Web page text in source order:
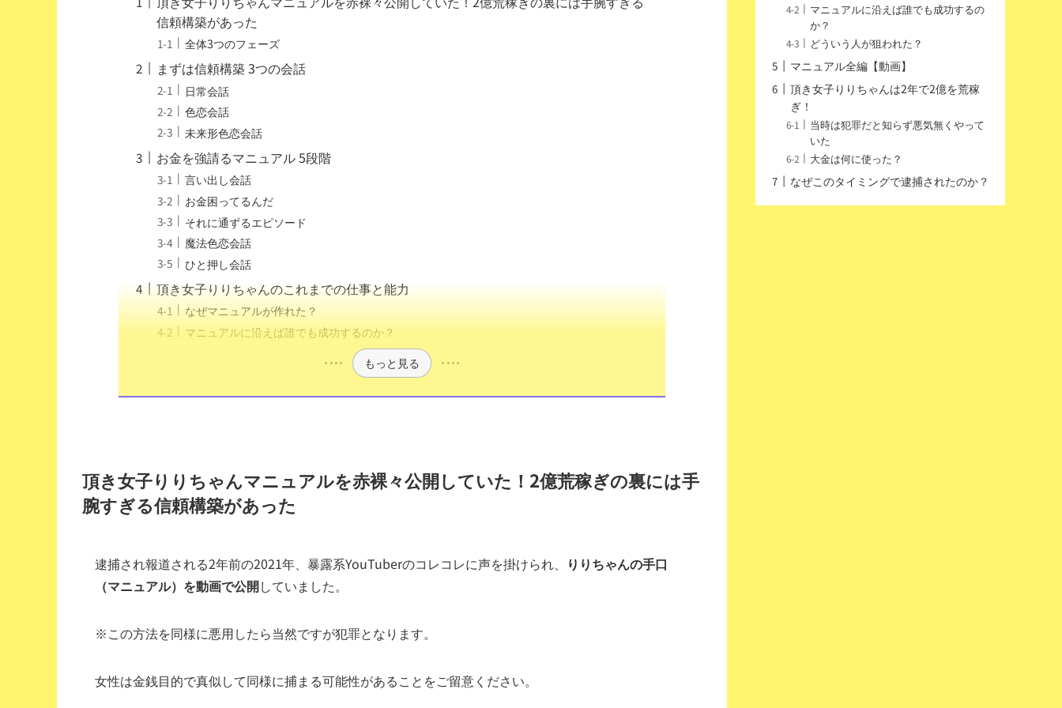
信頼構築があった
全体3つのフェーズ
まずは信頼構築 3つの会話
日常会話
色恋会話
未来形色恋会話
お金を強請るマニュアル 5段階
言い出し会話
お金困ってるんだ
それに通ずるエピソード
魔法色恋会話
ひと押し会話
頂き女子りりちゃんのこれまでの仕事と能力
なぜマニュアルが作れた？
マニュアルに沿えば誰でも成功するのか？
もっと見る
頂き女子りりちゃんマニュアルを赤裸々公開していた！2億荒稼ぎの裏には手
腕すぎる信頼構築があった
逮捕され報道される2年前の2021年、暴露系YouTuberのコレコレに声を掛けられ、
りりちゃんの手口
（マニュアル）を動画で公開していました。
※この方法を同様に悪用したら当然ですが犯罪となります。
女性は金銭目的で真似して同様に捕まる可能性があることをご留意ください。
マニュアルに沿えば誰でも成功するの
か？
どういう人が狙われた？
マニュアル全編【動画】
頂き女子りりちゃんは2年で2億を荒稼
ぎ！
当時は犯罪だと知らず悪気無くやって
いた
大金は何に使った？
なぜこのタイミングで逮捕されたのか？